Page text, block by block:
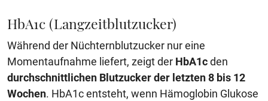
HbA1c (Langzeitblutzucker)
Während der Nüchternblutzucker nur eine
Momentaufnahme liefert, zeigt der HbA1cden
durchschnittlichen Blutzucker der letzten 8 bis 12
Wochen. HbA1c entsteht, wenn Hämoglobin Glukose